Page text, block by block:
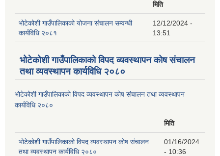
मिति
भोटेकोशी गाउँपालिकाको योजना संचालन सम्वन्धी
कार्यविधि २०८१
12/12/2024 -
13:51
भोटेकोशी गाउँपालिकाको विपद व्यवस्थापन कोष संचालन
तथा व्यवस्थापन कार्यविधि २०८०
भोटेकोशी गाउँपालिकाको विपद व्यवस्थापन कोष संचालन तथा व्यवस्थापन
कार्यविधि २०८०
मिति
भोटेकोशी गाउँपालिकाको विपद व्यवस्थापन कोष संचालन
तथा व्यवस्थापन कार्यविधि २०८०
01/16/2024
- 10:36